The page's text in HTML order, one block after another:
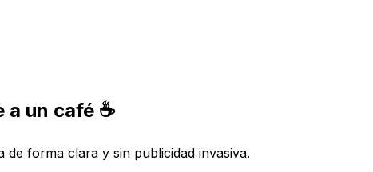
un café ☕
de forma clara y sin publicidad invasiva.